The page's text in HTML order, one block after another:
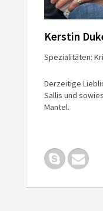
Kerstin
Spezialitäten:
Derzeitige
Sallis und
Mantel.